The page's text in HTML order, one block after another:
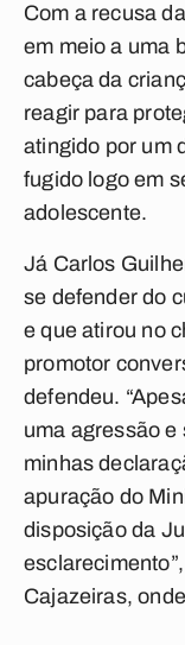
Com a recusa
em meio a uma
cabeça da
reagir para
atingido por um
fugido logo em
adolescente.
Já Carlos
se defender do
e que atirou no
promotor
defendeu.
uma agressão e
minhas
apuração do
disposição da
Cajazeiras,